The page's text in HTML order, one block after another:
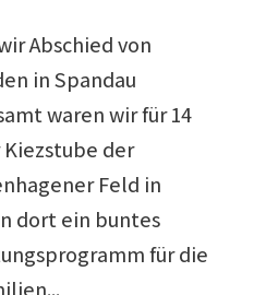
Abschied von
in Spandau
waren wir für 14
der
Feld in
dort ein buntes
für die